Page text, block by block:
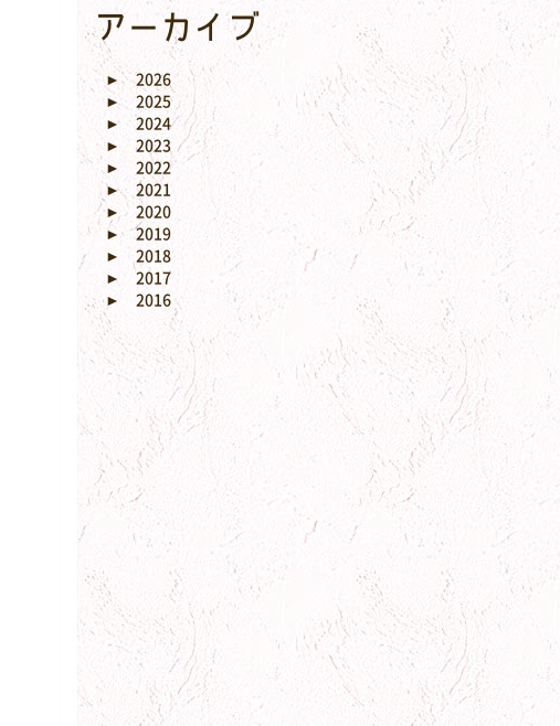
アーカイブ
► 2026
► 2025
►
2024
►
2023
►
2022
►2021
► 2020
► 2019
►
2018
►
2017
►
2016